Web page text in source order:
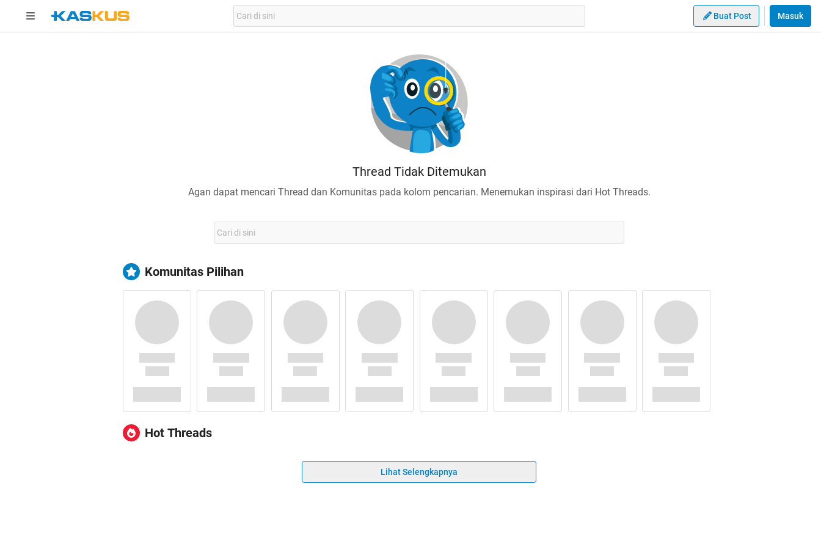
Buat Post Masuk
Thread Tidak Ditemukan
Agan dapat mencari Thread dan Komunitas pada kolom pencarian. Menemukan inspirasi dari Hot Threads.
Komunitas Pilihan
Hot Threads
Lihat Selengkapnya